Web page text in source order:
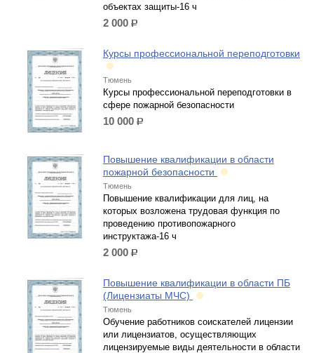
объектах защиты-16 ч
2 000 р.
Курсы профессиональной переподготовки
Тюмень
Курсы профессиональной переподготовки в
сфере пожарной безопасности
10 000 р.
Повышение квалификации в области
пожарной безопасности
Тюмень
Повышение квалификации для лиц, на
которых возложена трудовая функция по
проведению противопожарного
инструктажа-16 ч
2 000 р.
Повышение квалификации в области ПБ
(Лицензиаты МЧС)
Тюмень
Обучение работников соискателей лицензии
или лицензиатов, осуществляющих
лицензируемые виды деятельности в области